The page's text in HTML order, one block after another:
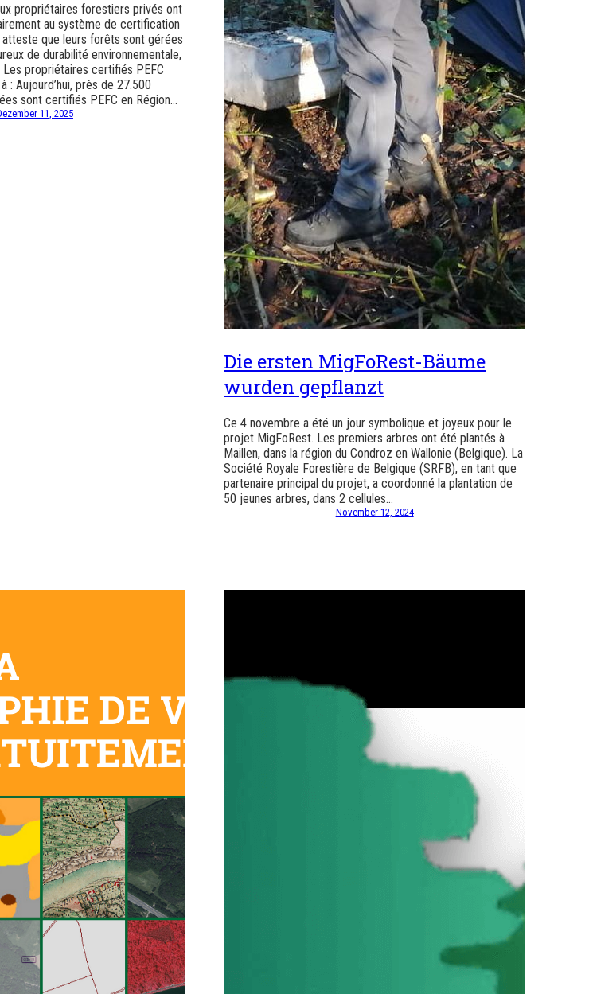
propriétaires forestiers privés ont
au système de certification
atteste que leurs forêts sont gérées
de durabilité environnementale,
propriétaires certifiés PEFC
: Aujourd’hui, près de 27.500
sont certifiés PEFC en Région…
11, 2025
Die ersten MigFoRest-Bäume
wurden gepflanzt
Ce 4 novembre a été un jour symbolique et joyeux pour le
projet MigFoRest. Les premiers arbres ont été plantés à
Maillen, dans la région du Condroz en Wallonie (Belgique). La
Société Royale Forestière de Belgique (SRFB), en tant que
partenaire principal du projet, a coordonné la plantation de
50 jeunes arbres, dans 2 cellules…
November 12, 2024